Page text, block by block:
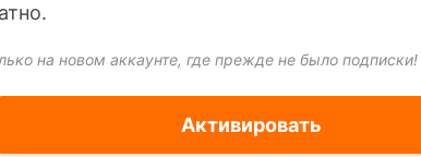
на новом аккаунте, где прежде не было подписки!
Активировать